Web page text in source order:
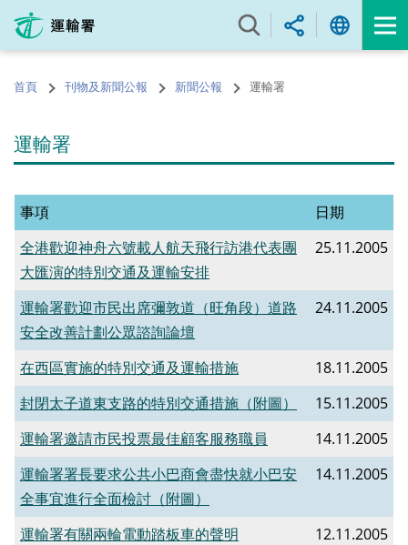
內
的首頁 刊物及新聞公報 新聞公報 運輸署
運輸署
事項
日期
全港歡迎神舟六號載人航天飛行訪港代表團
大匯演的特別交通及運輸安排
25.11.2005
運輸署歡迎市民出席彌敦道（旺角段）道路
安全改善計劃公眾諮詢論壇
24.11.2005
在西區實施的特別交通及運輸措施
18.11.2005
封閉太子道東支路的特別交通措施（附圖）
15.11.2005
運輸署邀請市民投票最佳顧客服務職員
14.11.2005
運輸署署長要求公共小巴商會盡快就小巴安
全事宜進行全面檢討（附圖）
14.11.2005
運輸署有關兩輪電動踏板車的聲明
12.11.2005